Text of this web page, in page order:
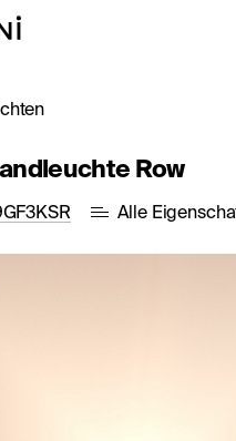
Row
Alle